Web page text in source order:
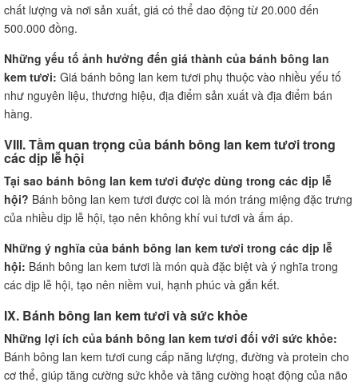
chất lượng và nơi sản xuất, giá có thể dao động từ 20.000 đến
500.000 đồng.
Những yếu tố ảnh hưởng đến giá thành của bánh bông lan
kem tươi: Giá bánh bông lan kem tươi phụ thuộc vào nhiều yếu tố
như nguyên liệu, thương hiệu, địa điểm sản xuất và địa điểm bán
hàng.
VIII. Tầm quan trọng của bánh bông lan kem tươi trong
các dịp lễ hội
Tại sao bánh bông lan kem tươi được dùng trong các dịp lễ
hội? Bánh bông lan kem tươi được coi là món tráng miệng đặc trưng
của nhiều dịp lễ hội, tạo nên không khí vui tươi và ấm áp.
Những ý nghĩa của bánh bông lan kem tươi trong các dịp lễ
hội: Bánh bông lan kem tươi là món quà đặc biệt và ý nghĩa trong
các dịp lễ hội, tạo nên niềm vui, hạnh phúc và gắn kết.
IX. Bánh bông lan kem tươi và sức khỏe
Những lợi ích của bánh bông lan kem tươi đối với sức khỏe:
Bánh bông lan kem tươi cung cấp năng lượng, đường và protein cho
cơ thể, giúp tăng cường sức khỏe và tăng cường hoạt động của não